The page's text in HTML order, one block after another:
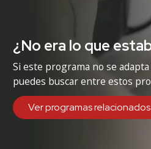
¿No era lo que
Si este programa no se
puedes buscar entre estos
Ver programas relacionados